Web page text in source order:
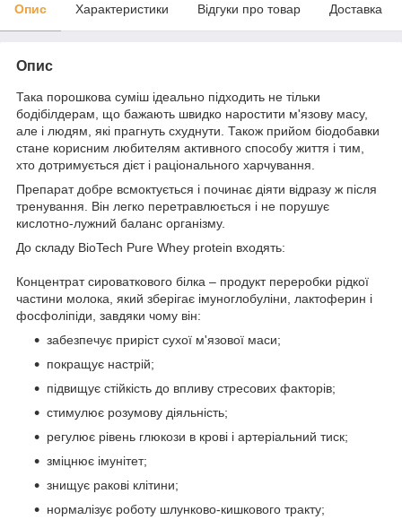
Опис Характеристики Відгуки про товар Доставка
Опис
Така порошкова суміш ідеально підходить не тільки
бодібілдерам, що бажають швидко наростити м'язову масу,
але і людям, які прагнуть схуднути. Також прийом біодобавки
стане корисним любителям активного способу життя і тим,
хто дотримується дієт і раціонального харчування.
Препарат добре всмоктується і починає діяти відразу ж після
тренування. Він легко перетравлюється і не порушує
кислотно-лужний баланс організму.
До складу BioTech Pure Whey protein входять:
Концентрат сироваткового білка – продукт переробки рідкої
частини молока, який зберігає імуноглобуліни, лактоферин і
фосфоліпіди, завдяки чому він:
забезпечує приріст сухої м'язової маси;
покращує настрій;
підвищує стійкість до впливу стресових факторів;
стимулює розумову діяльність;
регулює рівень глюкози в крові і артеріальний тиск;
зміцнює імунітет;
знищує ракові клітини;
нормалізує роботу шлунково-кишкового тракту;